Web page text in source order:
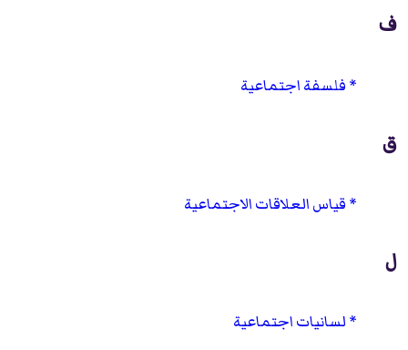
ف
فلسفة اجتماعية
ق
قياس العلاقات الاجتماعية
ل
لسانيات اجتماعية